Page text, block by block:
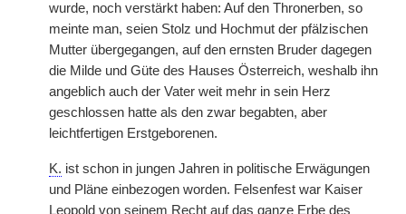
wurde, noch verstärkt haben: Auf den Thronerben, so
meinte man, seien Stolz und Hochmut der pfälzischen
Mutter übergegangen, auf den ernsten Bruder dagegen
die Milde und Güte des Hauses Österreich, weshalb ihn
angeblich auch der Vater weit mehr in sein Herz
geschlossen hatte als den zwar begabten, aber
leichtfertigen Erstgeborenen.
K. ist schon in jungen Jahren in politische Erwägungen
und Pläne einbezogen worden. Felsenfest war Kaiser
Leopold von seinem Recht auf das ganze Erbe des